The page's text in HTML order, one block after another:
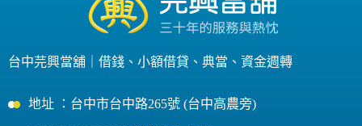
台中芫興當舖｜ 借錢 、 小額借貸 、 典當 、 資金週轉
地址 ：台中市台中路265號 (台中高農旁)